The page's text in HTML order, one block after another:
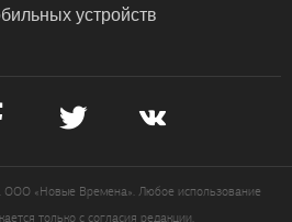
устройств
ООО «Новые Времена». Любое использование
только с согласия редакции.